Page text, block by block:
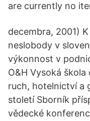
are currently no
decembra, 2001)
neslobody v
výkonnost v
O&H Vysoká
ruch, hotelnictví a
století Sborník
vědecké